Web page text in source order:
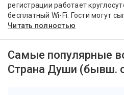
регистрации работает
бесплатный Wi-Fi. Гости могут
Читать полностью
Самые популярные
Страна Души (бывш.